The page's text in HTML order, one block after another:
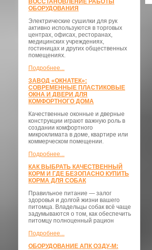
ВОССТАНОВЛЕНИЕ РАБОТЫ
ОБОРУДОВАНИЯ
Электрические сушилки для рук
активно используются в торговых
центрах, офисах, ресторанах,
медицинских учреждениях,
гостиницах и других общественных
помещениях.
Подробнее...
ЗАВОД «ОКНАТЕК»:
СОВРЕМЕННЫЕ ПЛАСТИКОВЫЕ
ОКНА И ДВЕРИ ДЛЯ
КОМФОРТНОГО ДОМА
Качественные оконные и дверные
конструкции играют важную роль в
создании комфортного
микроклимата в доме, квартире или
коммерческом помещении.
Подробнее...
КАК ВЫБРАТЬ КАЧЕСТВЕННЫЙ
КОРМ И ГДЕ БЕЗОПАСНО КУПИТЬ
КОРМА ДЛЯ СОБАК
Правильное питание — залог
здоровья и долгой жизни вашего
питомца. Владельцы собак всё чаще
задумываются о том, как обеспечить
питомцу полноценный рацион
Подробнее...
ОБОРУДОВАНИЕ АПК ОЗДУ-М: